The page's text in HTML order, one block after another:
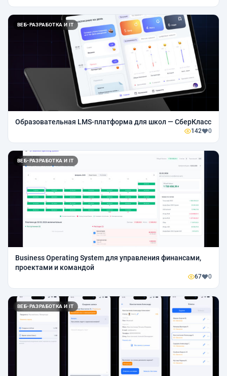
жильцов.
ВЕБ-РАЗРАБОТКА И IT
Образовательная LMS-платформа для школ — СберКласс
142 0
ВЕБ-РАЗРАБОТКА И IT
Business Operating System для управления финансами,
проектами и командой
67 0
ВЕБ-РАЗРАБОТКА И IT